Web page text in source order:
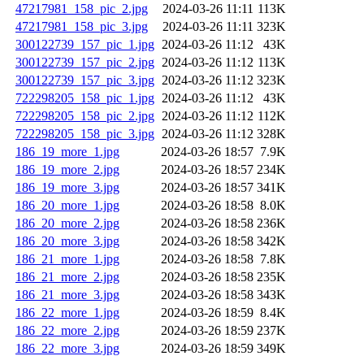
47217981_158_pic_2.jpg
2024-03-26 11:11 113K
47217981_158_pic_3.jpg
2024-03-26 11:11 323K
300122739_157_pic_1.jpg 2024-03-26 11:12
43K
300122739_157_pic_2.jpg 2024-03-26 11:12 113K
300122739_157_pic_3.jpg 2024-03-26 11:12 323K
722298205_158_pic_1.jpg 2024-03-26 11:12
43K
722298205_158_pic_2.jpg 2024-03-26 11:12 112K
722298205_158_pic_3.jpg 2024-03-26 11:12 328K
186_19_more_1.jpg
2024-03-26 18:57 7.9K
186_19_more_2.jpg
2024-03-26 18:57 234K
186_19_more_3.jpg
2024-03-26 18:57 341K
186_20_more_1.jpg
2024-03-26 18:58 8.0K
186_20_more_2.jpg
2024-03-26 18:58 236K
186_20_more_3.jpg
2024-03-26 18:58 342K
186_21_more_1.jpg
2024-03-26 18:58 7.8K
186_21_more_2.jpg
2024-03-26 18:58 235K
186_21_more_3.jpg
2024-03-26 18:58 343K
186_22_more_1.jpg
2024-03-26 18:59 8.4K
186_22_more_2.jpg
2024-03-26 18:59 237K
186_22_more_3.jpg
2024-03-26 18:59 349K